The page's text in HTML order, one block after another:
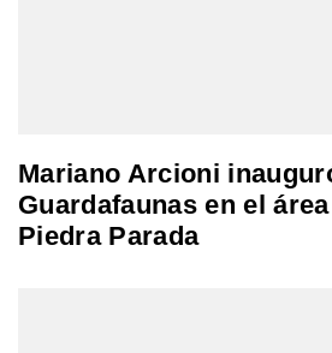
Mariano Arcioni
Guardafaunas en el
Piedra Parada